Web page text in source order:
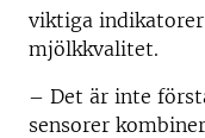
viktiga
mjölkkvalitet.
– Det är inte
sensorer